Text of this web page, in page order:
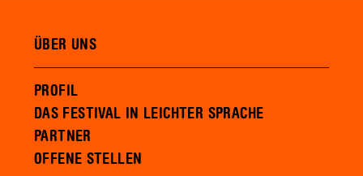
ÜBER UNS
PROFIL
DAS FESTIVAL IN LEICHTER SPRACHE
PARTNER
OFFENE STELLEN